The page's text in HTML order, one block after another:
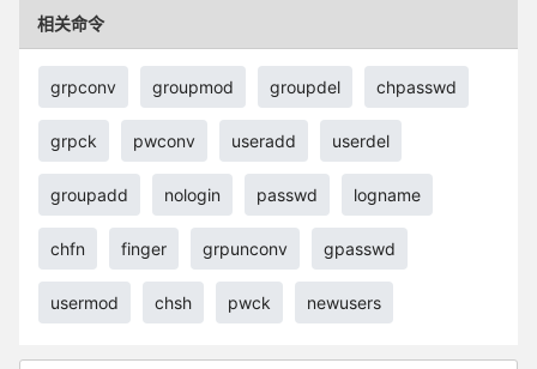
相关命令
grpconv groupmod groupdel chpasswd
grpck pwconv useradd userdel
groupadd nologin passwd logname
chfn finger grpunconv gpasswd
usermod chsh pwck newusers